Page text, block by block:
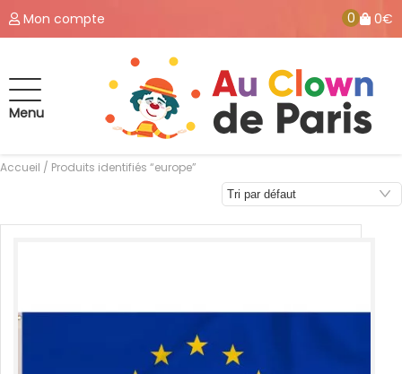
Mon compte 0 0€
Menu
Accueil / Produits identifiés “europe”